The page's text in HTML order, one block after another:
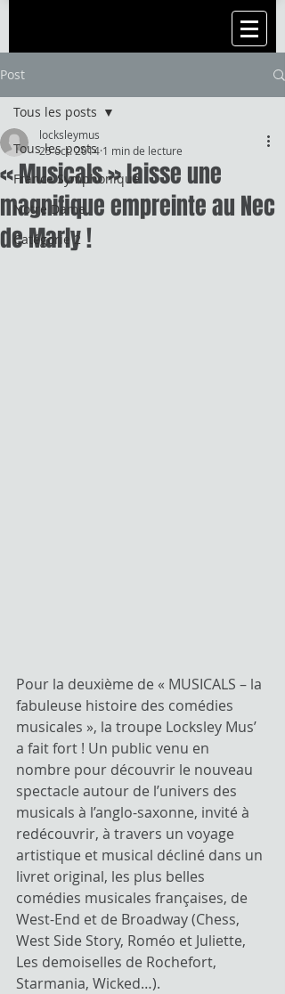
Post
Tous les posts
France Symphonique
Notre Dame
Catégorie 2
Tous les posts
« Musicals » laisse une
magnifique empreinte au Nec
de Marly !
locksleymus
25 oct. 2014 1 min de lecture
Pour la deuxième de « MUSICALS – la
fabuleuse histoire des comédies
musicales », la troupe Locksley Mus’
a fait fort ! Un public venu en
nombre pour découvrir le nouveau
spectacle autour de l’univers des
musicals à l’anglo-saxonne, invité à
redécouvrir, à travers un voyage
artistique et musical décliné dans un
livret original, les plus belles
comédies musicales françaises, de
West-End et de Broadway (Chess,
West Side Story, Roméo et Juliette,
Les demoiselles de Rochefort,
Starmania, Wicked…).